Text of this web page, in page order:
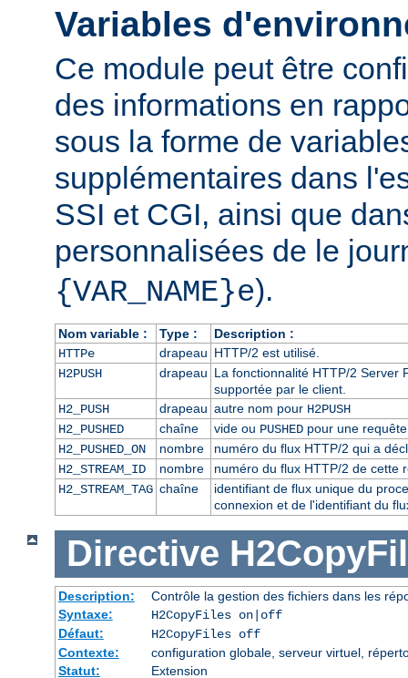
Variables
Ce module peut être
des informations en
sous la forme de
supplémentaires dans
SSI et CGI, ainsi que
personnalisées de le
{VAR_NAME}e).
Nom variable : Type :
Description :
HTTPe
drapeau HTTP/2 est utilisé.
H2PUSH
drapeau La fonctionnalité HTTP/2 Server
supportée par le client.
H2_PUSH
drapeau autre nom pour H2PUSH
H2_PUSHED
chaîne vide ou PUSHEDpour une
H2_PUSHED_ON
nombre
numéro du flux HTTP/2 qui a
H2_STREAM_ID
nombre
numéro du flux HTTP/2 de cette
H2_STREAM_TAG chaîne
identifiant de flux unique du
connexion et de l'identifiant du
Directive
Description:
Contrôle la gestion des fichiers dans les
Syntaxe:
H2CopyFiles on|off
Défaut:
H2CopyFiles off
Contexte:
configuration globale, serveur virtuel,
Statut:
Extension